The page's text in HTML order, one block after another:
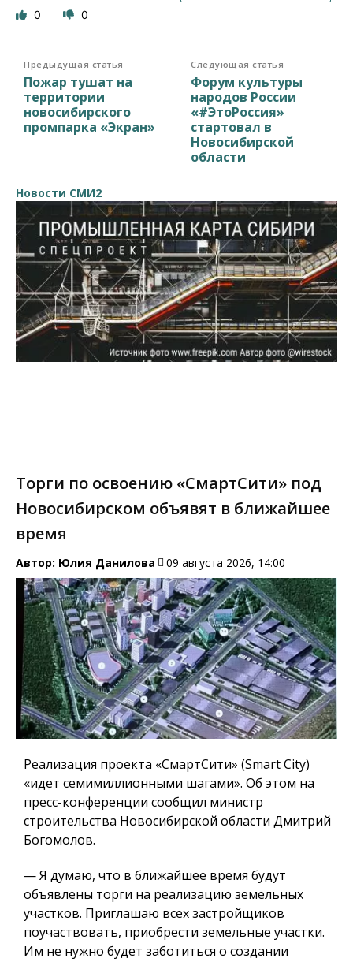
0 0
Предыдущая статья
Пожар тушат на
территории
новосибирского
промпарка «Экран»
Следующая статья
Форум культуры
народов России
«#ЭтоРоссия»
стартовал в
Новосибирской
области
Новости СМИ2
Торги по освоению «СмартСити» под
Новосибирском объявят в ближайшее
время
Автор: Юлия Данилова 09 августа 2026, 14:00
Реализация проекта «СмартСити» (Smart City)
«идет семимиллионными шагами». Об этом на
пресс-конференции сообщил министр
строительства Новосибирской области Дмитрий
Богомолов.
— Я думаю, что в ближайшее время будут
объявлены торги на реализацию земельных
участков. Приглашаю всех застройщиков
поучаствовать, приобрести земельные участки.
Им не нужно будет заботиться о создании